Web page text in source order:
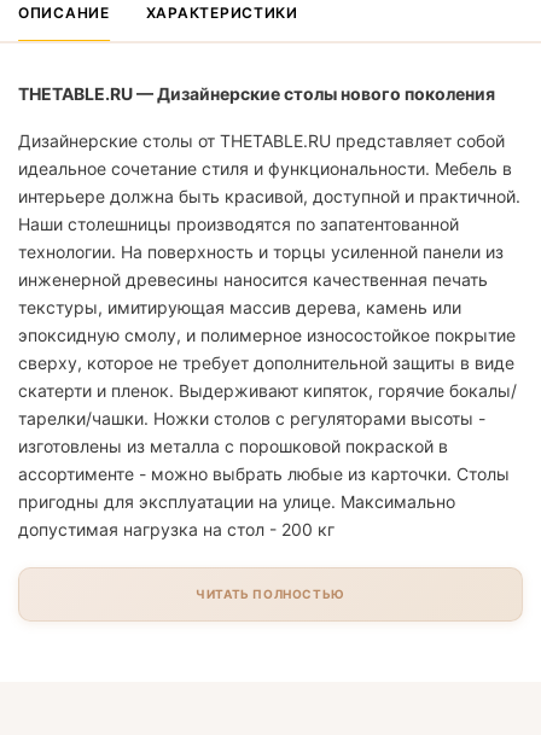
ОПИСАНИЕ ХАРАКТЕРИСТИКИ
THETABLE.RU — Дизайнерские столы нового поколения
Дизайнерские столы от THETABLE.RU представляет собой
идеальное сочетание стиля и функциональности. Мебель в
интерьере должна быть красивой, доступной и практичной.
Наши столешницы производятся по запатентованной
технологии. На поверхность и торцы усиленной панели из
инженерной древесины наносится качественная печать
текстуры, имитирующая массив дерева, камень или
эпоксидную смолу, и полимерное износостойкое покрытие
сверху, которое не требует дополнительной защиты в виде
скатерти и пленок. Выдерживают кипяток, горячие бокалы/
тарелки/чашки. Ножки столов с регуляторами высоты -
изготовлены из металла с порошковой покраской в
ассортименте - можно выбрать любые из карточки. Столы
пригодны для эксплуатации на улице. Максимально
допустимая нагрузка на стол - 200 кг
ЧИТАТЬ ПОЛНОСТЬЮ